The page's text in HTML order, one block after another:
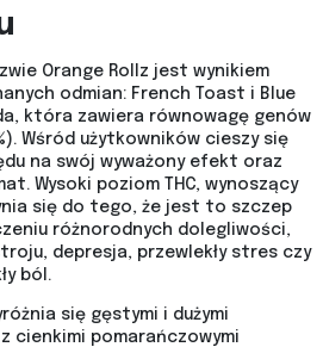
Orange Rollz jest wynikiem
odmian: French Toast i Blue
która zawiera równowagę genów
Wśród użytkowników cieszy się
na swój wyważony efekt oraz
Wysoki poziom THC, wynoszący
się do tego, że jest to szczep
różnorodnych dolegliwości,
depresja, przewlekły stres czy
ból​​.
się gęstymi i dużymi
cienkimi pomarańczowymi